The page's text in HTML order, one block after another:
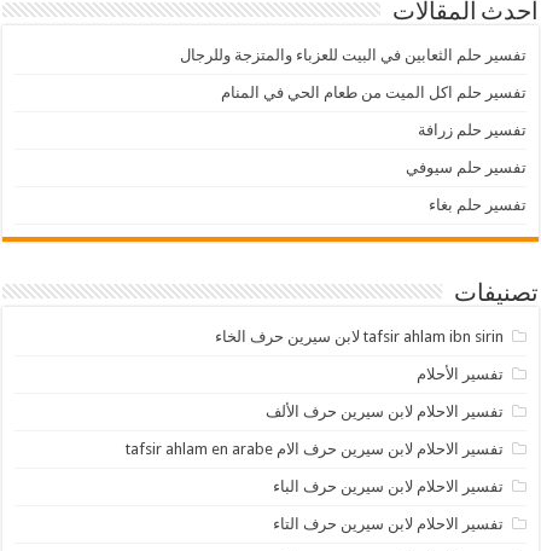
أحدث المقالات
تفسير حلم الثعابين في البيت للعزباء والمتزجة وللرجال
تفسير حلم اكل الميت من طعام الحي في المنام
تفسير حلم زرافة
تفسير حلم سيوفي
تفسير حلم بغاء
تصنيفات
tafsir ahlam ibn sirin لابن سيرين حرف الخاء
تفسير الأحلام
تفسير الاحلام لابن سيرين حرف الألف
تفسير الاحلام لابن سيرين حرف الام tafsir ahlam en arabe
تفسير الاحلام لابن سيرين حرف الباء
تفسير الاحلام لابن سيرين حرف التاء